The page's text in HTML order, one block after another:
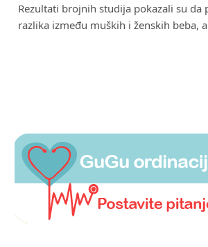
Rezultati brojnih studija pokazali su da
razlika između muških i ženskih beba,